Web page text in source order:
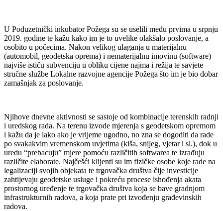
U Poduzetnički inkubator Požega su se uselili među prvima u srpnju
2019. godine te kažu kako im je to uvelike olakšalo poslovanje, a
osobito u počecima. Nakon velikog ulaganja u materijalnu
(automobil, geodetska oprema) i nematerijalnu imovinu (software)
najviše ističu subvenciju u obliku cijene najma i režija te savjete
stručne službe Lokalne razvojne agencije Požega što im je bio dobar
zamašnjak za poslovanje.
Njihove dnevne aktivnosti se sastoje od kombinacije terenskih radnji
i uredskog rada. Na terenu izvode mjerenja s geodetskom opremom
i kažu da je lako ako je vrijeme ugodno, no zna se dogoditi da rade
po svakakvim vremenskom uvjetima (kiša, snijeg, vjetar i sl.), dok u
uredu “prebacuju” mjere pomoću različitih softwarea te izrađuju
različite elaborate. Najčešći klijenti su im fizičke osobe koje rade na
legalizaciji svojih objekata te trgovačka društva čije investicije
zahtijevaju geodetske usluge i pokreću procese ishođenja akata
prostornog uređenje te trgovačka društva koja se bave gradnjom
infrastrukturnih radova, a koja prate pri izvođenju građevinskih
radova.